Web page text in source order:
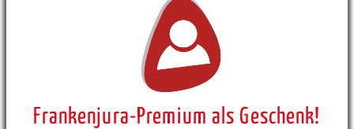
Frankenjura-Premium als Geschenk!